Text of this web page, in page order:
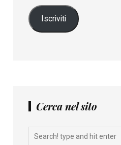
Iscriviti
Cerca nel sito